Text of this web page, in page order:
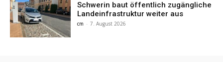
Schwerin baut öffentlich zugängliche
Landeinfrastruktur weiter aus
cm - 7. August 2026